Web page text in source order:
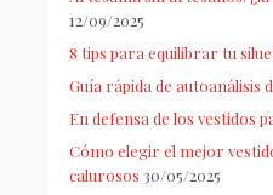
12/09/2025
8 tips para equilibrar tu
Guía rápida de autoanálisis
En defensa de los vestidos
Cómo elegir el mejor
calurosos 30/05/2025